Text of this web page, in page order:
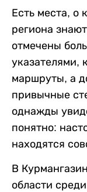
Есть места, о
региона
отмечены
указателями,
маршруты, а
привычные
однажды
понятно:
находятся
В
области